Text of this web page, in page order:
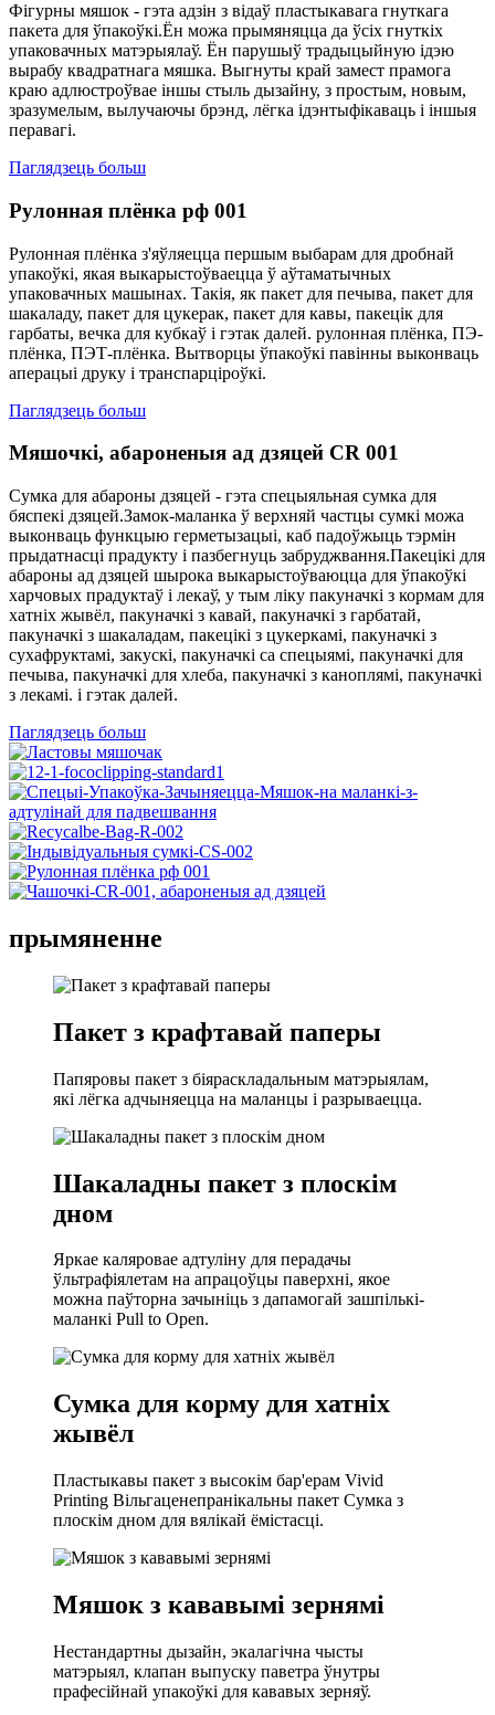
Фігурны мяшок - гэта адзін з відаў пластыкавага гнуткага
пакета для ўпакоўкі.Ён можа прымяняцца да ўсіх гнуткіх
упаковачных матэрыялаў. Ён парушыў традыцыйную ідэю
вырабу квадратнага мяшка. Выгнуты край замест прамога
краю адлюстроўвае іншы стыль дызайну, з простым, новым,
зразумелым, вылучаючы брэнд, лёгка ідэнтыфікаваць і іншыя
перавагі.
Паглядзець больш
Рулонная плёнка рф 001
Рулонная плёнка з'яўляецца першым выбарам для дробнай
упакоўкі, якая выкарыстоўваецца ў аўтаматычных
упаковачных машынах. Такія, як пакет для печыва, пакет для
шакаладу, пакет для цукерак, пакет для кавы, пакецік для
гарбаты, вечка для кубкаў і гэтак далей. рулонная плёнка, ПЭ-
плёнка, ПЭТ-плёнка. Вытворцы ўпакоўкі павінны выконваць
аперацыі друку і транспарціроўкі.
Паглядзець больш
Мяшочкі, абароненыя ад дзяцей CR 001
Сумка для абароны дзяцей - гэта спецыяльная сумка для
бяспекі дзяцей.Замок-маланка ў верхняй частцы сумкі можа
выконваць функцыю герметызацыі, каб падоўжыць тэрмін
прыдатнасці прадукту і пазбегнуць забруджвання.Пакецікі для
абароны ад дзяцей шырока выкарыстоўваюцца для ўпакоўкі
харчовых прадуктаў і лекаў, у тым ліку пакуначкі з кормам для
хатніх жывёл, пакуначкі з кавай, пакуначкі з гарбатай,
пакуначкі з шакаладам, пакецікі з цукеркамі, пакуначкі з
сухафруктамі, закускі, пакуначкі са спецыямі, пакуначкі для
печыва, пакуначкі для хлеба, пакуначкі з каноплямі, пакуначкі
з лекамі. і гэтак далей.
Паглядзець больш
прымяненне
Пакет з крафтавай паперы
Папяровы пакет з біяраскладальным матэрыялам,
які лёгка адчыняецца на маланцы і разрываецца.
Шакаладны пакет з плоскім
дном
Яркае каляровае адтуліну для перадачы
ўльтрафіялетам на апрацоўцы паверхні, якое
можна паўторна зачыніць з дапамогай зашпількі-
маланкі Pull to Open.
Сумка для корму для хатніх
жывёл
Пластыкавы пакет з высокім бар'ерам Vivid
Printing Вільгаценепранікальны пакет Сумка з
плоскім дном для вялікай ёмістасці.
Мяшок з кававымі зернямі
Нестандартны дызайн, экалагічна чысты
матэрыял, клапан выпуску паветра ўнутры
прафесійнай упакоўкі для кававых зерняў.